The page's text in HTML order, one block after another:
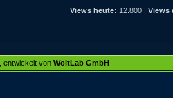
Views heute: 12.800 | Views
, entwickelt von WoltLab GmbH